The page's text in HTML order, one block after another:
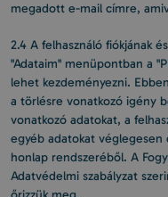
megadott e-mail címre,
2.4 A felhasználó fiókjának
"Adataim" menüpontban a
lehet kezdeményezni.
a törlésre vonatkozó igény
vonatkozó adatokat, a
egyéb adatokat véglegesen
honlap rendszeréből. A
Adatvédelmi szabályzat